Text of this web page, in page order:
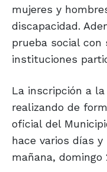
mujeres y
discapacidad.
prueba social con
instituciones
La inscripción a
realizando de
oficial del
hace varios días
mañana,